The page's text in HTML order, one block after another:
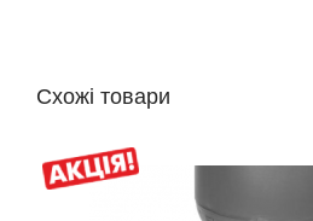
Схожі товари